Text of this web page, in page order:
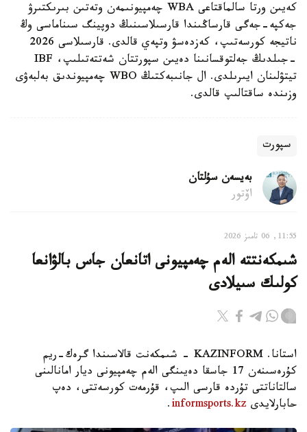
كەيىن ورتا سالماقتاعى WBA چەمپيونىمەن وتەتىن بىرىكتىرۋ
جەكپە-جەگى قارساڭىندا قارسىلاسىنىڭ دوپينگ سىناماسى وڭ
ناتيجە كورسەتىپ، كەزدەسۋ وتپەي قالدى. قارسىلاسى 2026
-جىلدىڭ جەلتوقسانىنا دەيىن سپورتتان شەتتەتىلىپ، IBF
تيتۋلىنان ايىرىلدى. ال جانىبەكتىڭ WBO چەمپيوندىق بەلبەۋى
وزىندە ساقتالىپ قالدى.
سپورت
بەيسەن سۇلتان
اۆتور
11:55, 06 تامىز 2026
شىمكەنتتە الەم چەمپيونى اتانعان جاس بالۋانعا
كولىك سىيلادى
استانا. KAZINFORM - شىمكەنت قالاسىندا گرەك-ريم
كۇرەسىنەن 17 جاسقا دەيىنگى الەم چەمپيونى ديار امانالىنى
سالتاناتتى تۇردە قارسى الىپ، قۇرمەت كورسەتتى، دەپ
حابارلايدى informsports.kz
.